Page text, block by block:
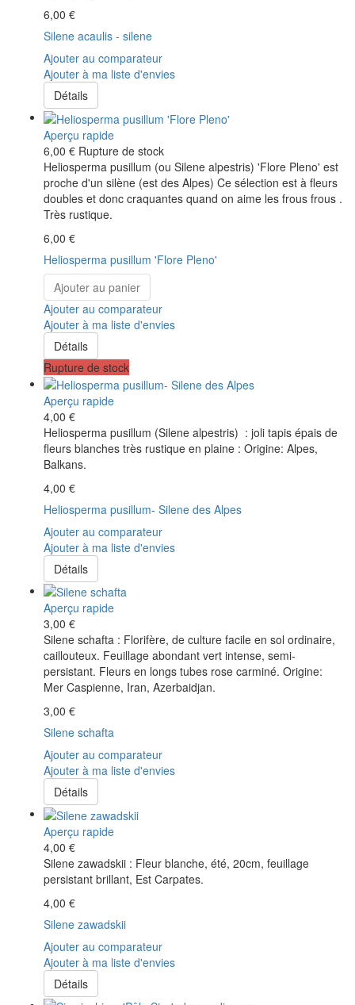
6,00 €
Silene acaulis - silene
Ajouter au comparateur
Ajouter à ma liste d'envies
Détails
Aperçu rapide
6,00 € Rupture de stock
Heliosperma pusillum (ou Silene alpestris) 'Flore Pleno' est
proche d'un silène (est des Alpes) Ce sélection est à fleurs
doubles et donc craquantes quand on aime les frous frous .
Très rustique.
6,00 €
Heliosperma pusillum 'Flore Pleno'
Ajouter au panier
Ajouter au comparateur
Ajouter à ma liste d'envies
Détails
Rupture de stock
Aperçu rapide
4,00 €
Heliosperma pusillum (Silene alpestris) : joli tapis épais de
fleurs blanches très rustique en plaine : Origine: Alpes,
Balkans.
4,00 €
Heliosperma pusillum- Silene des Alpes
Ajouter au comparateur
Ajouter à ma liste d'envies
Détails
Aperçu rapide
3,00 €
Silene schafta : Florifère, de culture facile en sol ordinaire,
caillouteux. Feuillage abondant vert intense, semi-
persistant. Fleurs en longs tubes rose carminé. Origine:
Mer Caspienne, Iran, Azerbaidjan.
3,00 €
Silene schafta
Ajouter au comparateur
Ajouter à ma liste d'envies
Détails
Aperçu rapide
4,00 €
Silene zawadskii : Fleur blanche, été, 20cm, feuillage
persistant brillant, Est Carpates.
4,00 €
Silene zawadskii
Ajouter au comparateur
Ajouter à ma liste d'envies
Détails